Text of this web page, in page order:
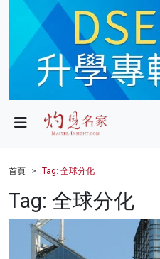
政局
財經
健康
商業
首頁 Tag: 全球分化
Tag: 全球分化